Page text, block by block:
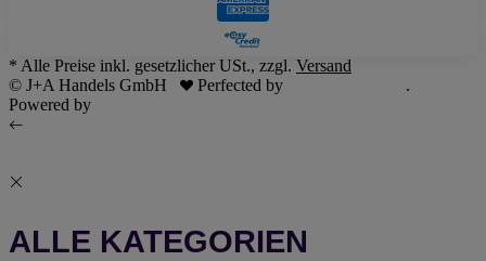
* Alle Preise inkl. gesetzlicher USt., zzgl. Versand
© J+A Handels GmbH
Perfected by
.
Powered by
ALLE KATEGORIEN